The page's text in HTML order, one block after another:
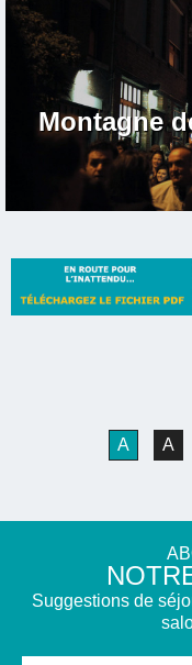
Montagne
A A
Suggestions de